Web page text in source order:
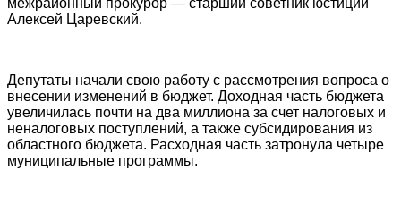
межрайонный прокурор — старший советник юстиции
Алексей Царевский.
Депутаты начали свою работу с рассмотрения вопроса о
внесении изменений в бюджет. Доходная часть бюджета
увеличилась почти на два миллиона за счет налоговых и
неналоговых поступлений, а также субсидирования из
областного бюджета. Расходная часть затронула четыре
муниципальные программы.